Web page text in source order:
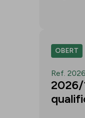
OBERT
Ref.
2026/